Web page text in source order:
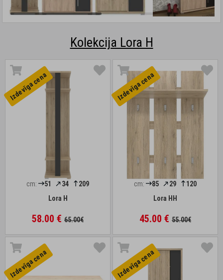
Kolekcija Lora H
Izdevīga cena
cm: 51 34
209
Lora H
58.00 € 65.00€
Izdevīga cena
cm: 85 29
120
Lora HH
45.00 € 55.00€
Izdevīga cena Izdevīga cena